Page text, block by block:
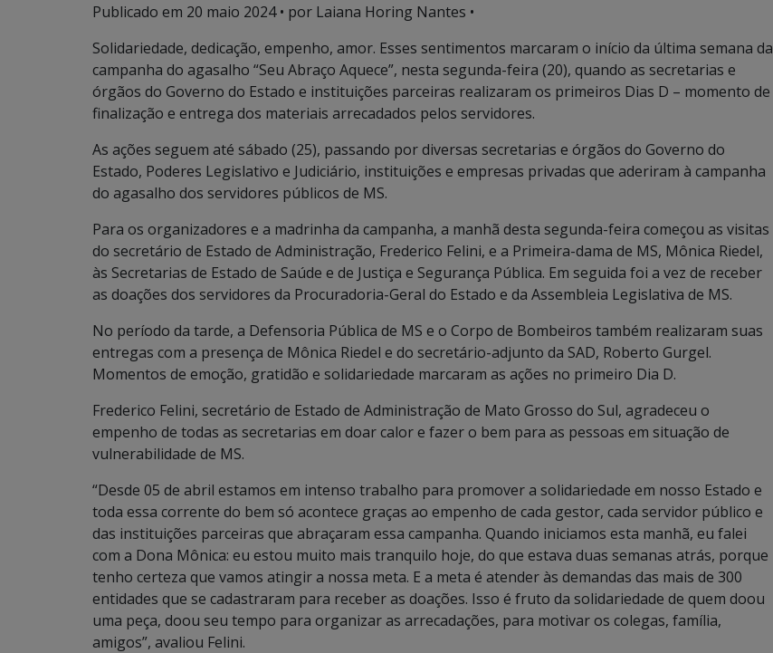
Publicado em 20 maio 2024• por Laiana Horing Nantes •
Solidariedade, dedicação, empenho, amor. Esses sentimentos marcaram o início da última semana da
campanha do agasalho “Seu Abraço Aquece”, nesta segunda-feira (20), quando as secretarias e
órgãos do Governo do Estado e instituições parceiras realizaram os primeiros Dias D – momento de
finalização e entrega dos materiais arrecadados pelos servidores.
As ações seguem até sábado (25), passando por diversas secretarias e órgãos do Governo do
Estado, Poderes Legislativo e Judiciário, instituições e empresas privadas que aderiram à campanha
do agasalho dos servidores públicos de MS.
Para os organizadores e a madrinha da campanha, a manhã desta segunda-feira começou as visitas
do secretário de Estado de Administração, Frederico Felini, e a Primeira-dama de MS, Mônica Riedel,
às Secretarias de Estado de Saúde e de Justiça e Segurança Pública. Em seguida foi a vez de receber
as doações dos servidores da Procuradoria-Geral do Estado e da Assembleia Legislativa de MS.
No período da tarde, a Defensoria Pública de MS e o Corpo de Bombeiros também realizaram suas
entregas com a presença de Mônica Riedel e do secretário-adjunto da SAD, Roberto Gurgel.
Momentos de emoção, gratidão e solidariedade marcaram as ações no primeiro Dia D.
Frederico Felini, secretário de Estado de Administração de Mato Grosso do Sul, agradeceu o
empenho de todas as secretarias em doar calor e fazer o bem para as pessoas em situação de
vulnerabilidade de MS.
“Desde 05 de abril estamos em intenso trabalho para promover a solidariedade em nosso Estado e
toda essa corrente do bem só acontece graças ao empenho de cada gestor, cada servidor público e
das instituições parceiras que abraçaram essa campanha. Quando iniciamos esta manhã, eu falei
com a Dona Mônica: eu estou muito mais tranquilo hoje, do que estava duas semanas atrás, porque
tenho certeza que vamos atingir a nossa meta. E a meta é atender às demandas das mais de 300
entidades que se cadastraram para receber as doações. Isso é fruto da solidariedade de quem doou
uma peça, doou seu tempo para organizar as arrecadações, para motivar os colegas, família,
amigos”, avaliou Felini.